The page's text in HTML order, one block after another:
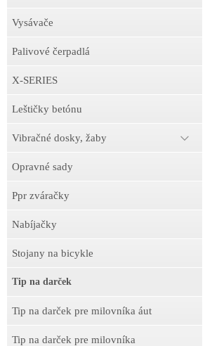
Vysávače
Palivové čerpadlá
X-SERIES
Leštičky betónu
Vibračné dosky, žaby
Opravné sady
Ppr zváračky
Nabíjačky
Stojany na bicykle
Tip na darček
Tip na darček pre milovníka áut
Tip na darček pre milovníka